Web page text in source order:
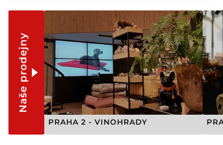
Naše prodejny
PRAHA 2 - VINOHRADY